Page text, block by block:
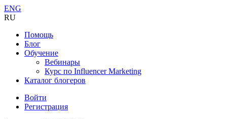
ENG
RU
Помощь
Блог
Обучение
Вебинары
Курс по Influencer Marketing
Каталог блогеров
Войти
Регистрация